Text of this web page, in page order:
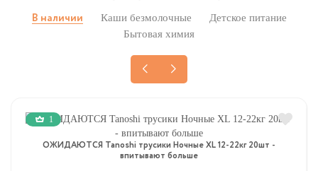
В наличии Каши безмолочные
Детское питание
Бытовая химия
1
ОЖИДАЮТСЯ Tanoshi трусики Ночные XL 12-22кг 20шт -
впитывают больше